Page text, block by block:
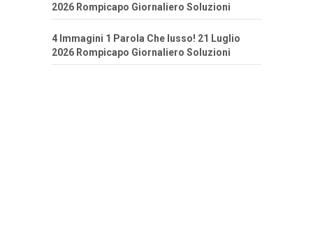
2026 Rompicapo Giornaliero Soluzioni
4 Immagini 1 Parola Che lusso! 21 Luglio
2026 Rompicapo Giornaliero Soluzioni